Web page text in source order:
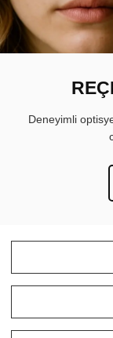
Deneyimli